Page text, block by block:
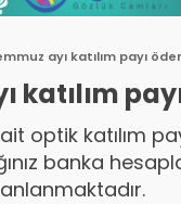
ayı katılım payı
katılım
optik katılım
banka